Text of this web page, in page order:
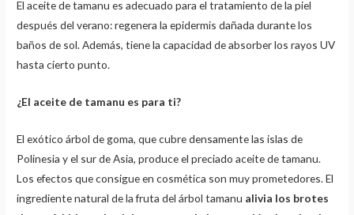
El aceite de tamanu es adecuado para el tratamiento de la piel
después del verano: regenera la epidermis dañada durante los
baños de sol. Además, tiene la capacidad de absorber los rayos UV
hasta cierto punto.
¿El aceite de tamanu es para ti?
El exótico árbol de goma, que cubre densamente las islas de
Polinesia y el sur de Asia, produce el preciado aceite de tamanu.
Los efectos que consigue en cosmética son muy prometedores. El
ingrediente natural de la fruta del árbol tamanu alivia los brotes